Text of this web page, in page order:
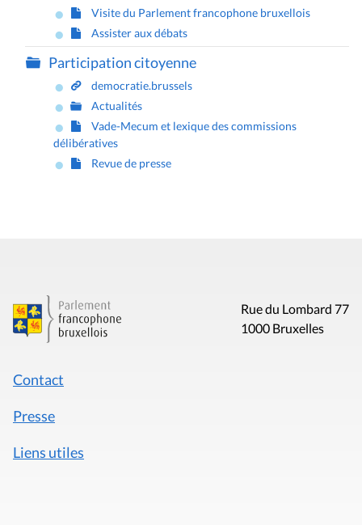
Visite du Parlement francophone bruxellois
Assister aux débats
Participation citoyenne
democratie.brussels
Actualités
Vade-Mecum et lexique des commissions
délibératives
Revue de presse
Rue du Lombard 77
1000 Bruxelles
Contact
Presse
Liens utiles